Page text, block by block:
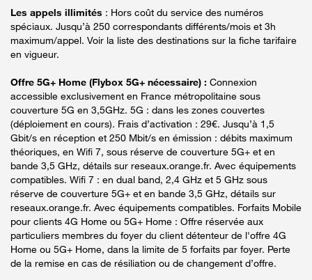
Les appels illimités : Hors coût du service des numéros
spéciaux. Jusqu’à 250 correspondants différents/mois et 3h
maximum/appel. Voir la liste des destinations sur la fiche tarifaire
en vigueur.
Offre 5G+ Home (Flybox 5G+ nécessaire) : Connexion
accessible exclusivement en France métropolitaine sous
couverture 5G en 3,5GHz. 5G : dans les zones couvertes
(déploiement en cours). Frais d’activation : 29€. Jusqu’à 1,5
Gbit/s en réception et 250 Mbit/s en émission : débits maximum
théoriques, en Wifi 7, sous réserve de couverture 5G+ et en
bande 3,5 GHz, détails sur reseaux.orange.fr. Avec équipements
compatibles. Wifi 7 : en dual band, 2,4 GHz et 5 GHz sous
réserve de couverture 5G+ et en bande 3,5 GHz, détails sur
reseaux.orange.fr. Avec équipements compatibles. Forfaits Mobile
pour clients 4G Home ou 5G+ Home : Offre réservée aux
particuliers membres du foyer du client détenteur de l'offre 4G
Home ou 5G+ Home, dans la limite de 5 forfaits par foyer. Perte
de la remise en cas de résiliation ou de changement d’offre.